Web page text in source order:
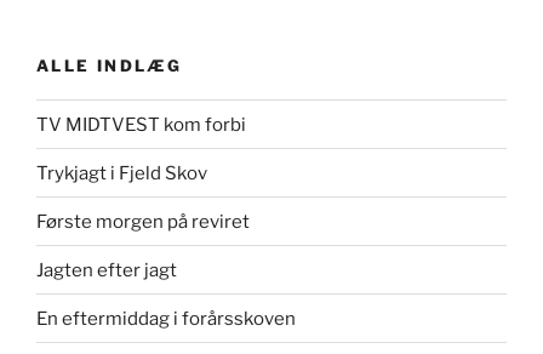
ALLE INDLÆG
TV MIDTVEST kom forbi
Trykjagt i Fjeld Skov
Første morgen på reviret
Jagten efter jagt
En eftermiddag i forårsskoven